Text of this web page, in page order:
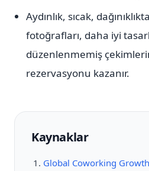
Aydınlık, sıcak,
fotoğrafları, daha iyi
düzenlenmemiş
rezervasyonu kazanır.
Kaynaklar
Global Coworking